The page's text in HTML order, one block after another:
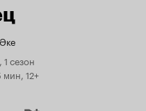
Әке
сезон
мин, 12+